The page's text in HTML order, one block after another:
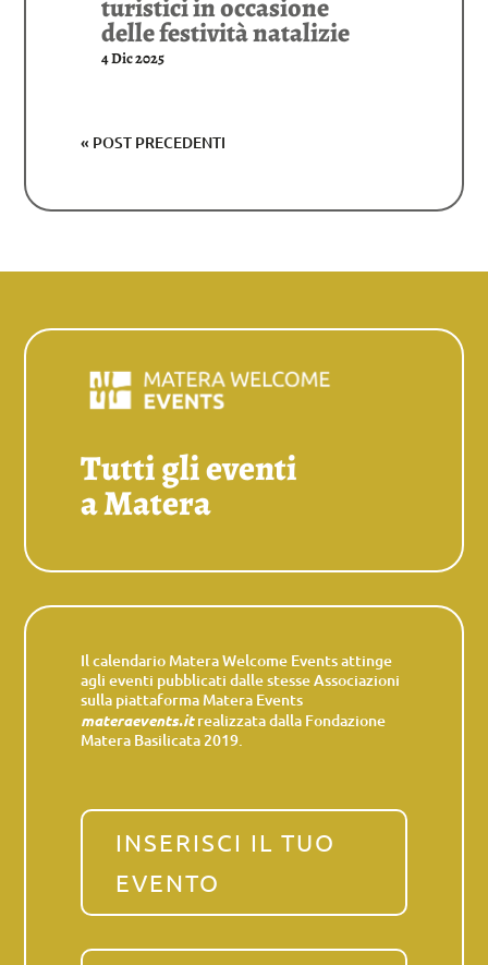
turistici in occasione
delle festività natalizie
4 Dic 2025
« POST PRECEDENTI
Tutti gli eventi
a Matera
Il calendario Matera Welcome Events attinge
agli eventi pubblicati dalle stesse Associazioni
sulla piattaforma Matera Events
materaevents.itrealizzata dalla Fondazione
Matera Basilicata 2019.
INSERISCI IL TUO
EVENTO